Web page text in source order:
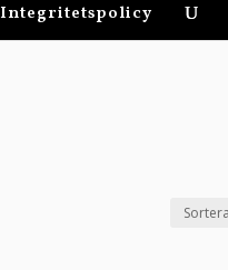
Integritetspolicy